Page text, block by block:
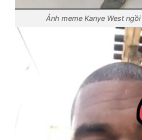
Ảnh meme Kanye West